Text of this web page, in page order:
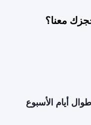
معنا؟
أيام الأسبوع